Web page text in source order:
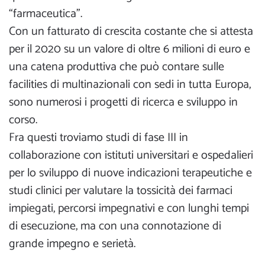
“farmaceutica”.
Con un fatturato di crescita costante che si attesta
per il 2020 su un valore di oltre 6 milioni di euro e
una catena produttiva che può contare sulle
facilities di multinazionali con sedi in tutta Europa,
sono numerosi i progetti di ricerca e sviluppo in
corso.
Fra questi troviamo studi di fase III in
collaborazione con istituti universitari e ospedalieri
per lo sviluppo di nuove indicazioni terapeutiche e
studi clinici per valutare la tossicità dei farmaci
impiegati, percorsi impegnativi e con lunghi tempi
di esecuzione, ma con una connotazione di
grande impegno e serietà.